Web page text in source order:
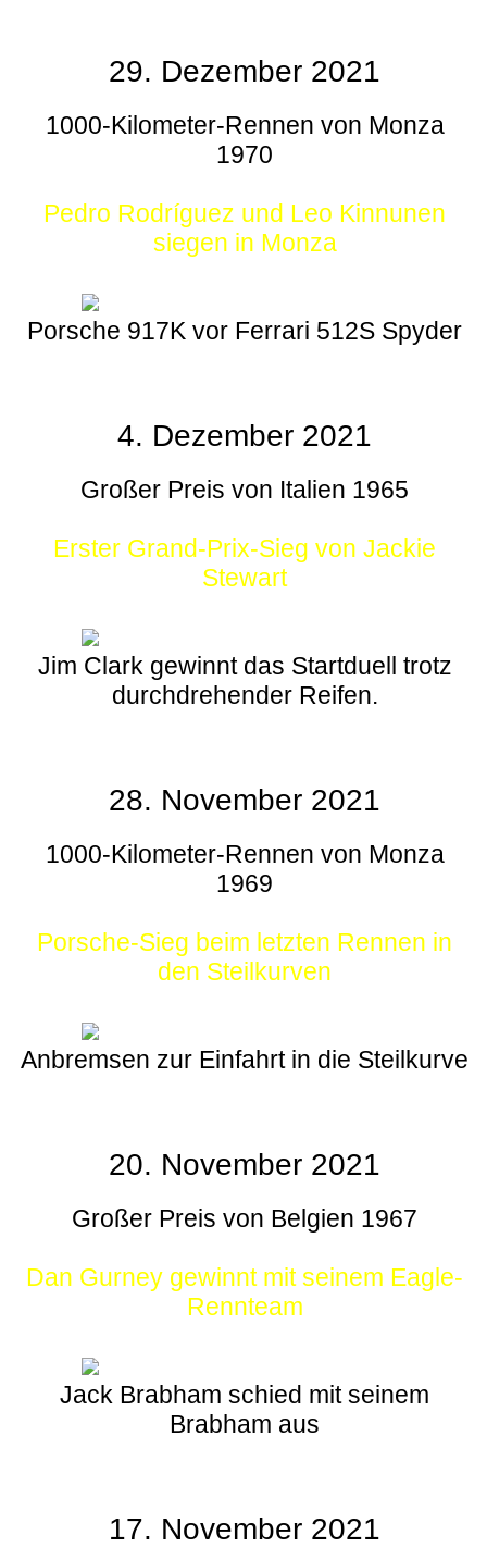
29. Dezember 2021
1000-Kilometer-Rennen von Monza
1970
Pedro Rodríguez und Leo Kinnunen
siegen in Monza
Porsche 917K vor Ferrari 512S Spyder
4. Dezember 2021
Großer Preis von Italien 1965
Erster Grand-Prix-Sieg von Jackie
Stewart
Jim Clark gewinnt das Startduell trotz
durchdrehender Reifen.
28. November 2021
1000-Kilometer-Rennen von Monza
1969
Porsche-Sieg beim letzten Rennen in
den Steilkurven
Anbremsen zur Einfahrt in die Steilkurve
20. November 2021
Großer Preis von Belgien 1967
Dan Gurney gewinnt mit seinem Eagle-
Rennteam
Jack Brabham schied mit seinem
Brabham aus
17. November 2021